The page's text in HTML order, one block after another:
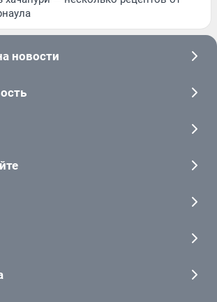
новости